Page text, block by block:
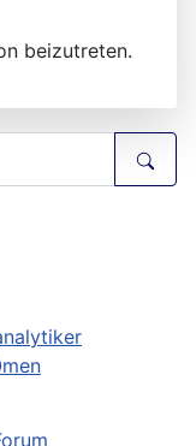
beizutreten.